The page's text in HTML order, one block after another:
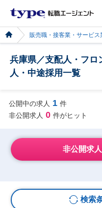
販売職・接客業・サービス
兵庫県／支配人・フロ
人・中途採用一覧
公開中の求人 1 件
非公開求人 0 件がヒット
非公開求
検索